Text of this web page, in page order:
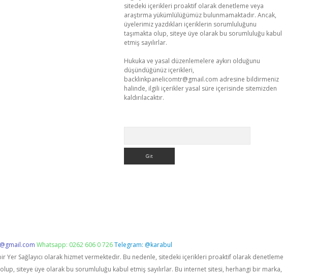
sitedeki içerikleri proaktif olarak denetleme veya
araştırma yükümlülüğümüz bulunmamaktadır. Ancak,
üyelerimiz yazdıkları içeriklerin sorumluluğunu
taşımakta olup, siteye üye olarak bu sorumluluğu kabul
etmiş sayılırlar.
Hukuka ve yasal düzenlemelere aykırı olduğunu
düşündüğünüz içerikleri,
backlinkpanelicomtr@gmail.com adresine bildirmeniz
halinde, ilgili içerikler yasal süre içerisinde sitemizden
kaldırılacaktır.
Whatsapp: 0262 606 0 726Telegram: @karabul
Yer Sağlayıcı olarak hizmet vermektedir. Bu nedenle, sitedeki içerikleri proaktif olarak denetleme
siteye üye olarak bu sorumluluğu kabul etmiş sayılırlar. Bu internet sitesi, herhangi bir marka,